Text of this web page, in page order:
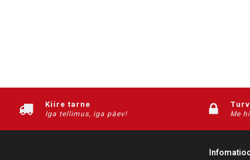
Kõikidele CFMOTO ATV-dele kehtib eksklusiivne 3-
Kiire tarne
Iga tellimus, iga päev! Me